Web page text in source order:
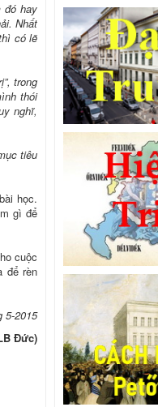
đó hay
Nhất
có lẽ
trong
thói
nghĩ,
tiêu
học.
gì để
cuộc
để rèn
5-2015
Ðức)